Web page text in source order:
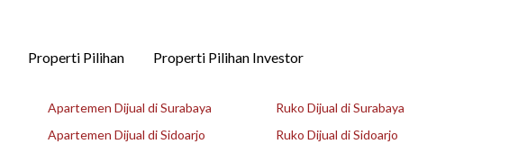
Properti Pilihan Properti Pilihan Investor
Apartemen Dijual di Surabaya
Apartemen Dijual di Sidoarjo
Ruko Dijual di Surabaya
Ruko Dijual di Sidoarjo